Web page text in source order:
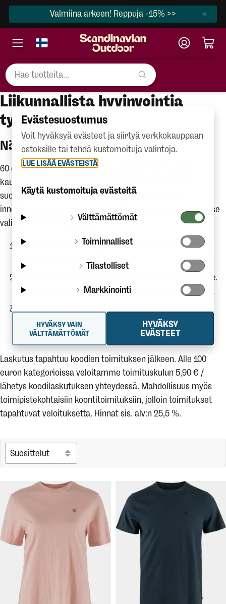
Valmiina arkeen! Reppuja -15% >>
Liikunnallista hyvinvointia
työntekijöille!
Näin hyvinvointikauppa toimii
60 euron lahjakauppa soveltuu mainiosti esimerkiksi
kausilahjaksi, kannusteeksi tai kiittämiseen hyvästä
suorituksesta . Muista työntekijöitä tai asiakkaita
innostavalla ulkoiluhenkisellä tuotteella, jonka he voivat itse
valita hyvinvointikaupastamme.
Toimitamme linkin lahjakauppaan ja halutun määrän
lunastuskoodeja sähköisesti.
Tehtäväksenne jää jakaa linkki ja koodit lahjan saajille.
Koodien voimassaoloaika sovitaan tapauskohtaisesti.
Kun lahjan saanut henkilö lunastaa tuotteen koodilla,
hän saa tilauksen suoraan kotiosoitetta lähimpänä
olevaan noutopisteeseen.
Laskutus tapahtuu koodien toimituksen jälkeen. Alle 100
euron kategorioissa veloitamme toimituskulun 5,90 € /
lähetys koodilaskutuksen yhteydessä. Mahdollisuus myös
toimipistekohtaisiin koontitoimituksiin, jolloin toimitukset
tapahtuvat veloituksetta. Hinnat sis. alv:n 25,5 %.
Evästesuostumus
Voit hyväksyä evästeet ja siirtyä verkkokauppaan
ostoksille tai tehdä kustomoituja valintoja.
LUE LISÄÄ EVÄSTEISTÄ
Käytä kustomoituja evästeitä
Välttämättömät
Toiminnalliset
Tilastolliset
Markkinointi
HYVÄKSY
EVÄSTEET
HYVÄKSY VAIN
VÄLTTÄMÄTTÖMÄT